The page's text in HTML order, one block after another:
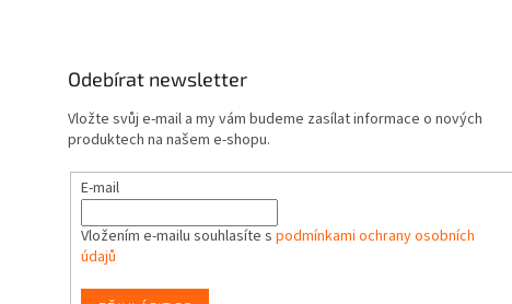
Odebírat newsletter
Vložte svůj e-mail a my vám budeme zasílat informace o nových
produktech na našem e-shopu.
E-mail
Vložením e-mailu souhlasíte s podmínkami ochrany osobních
údajů